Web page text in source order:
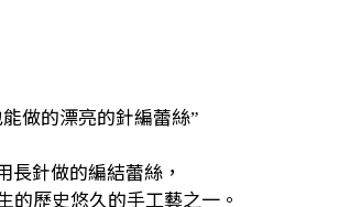
做的漂亮的針編蕾絲”
長針做的編結蕾絲，
的歷史悠久的手工藝之一。